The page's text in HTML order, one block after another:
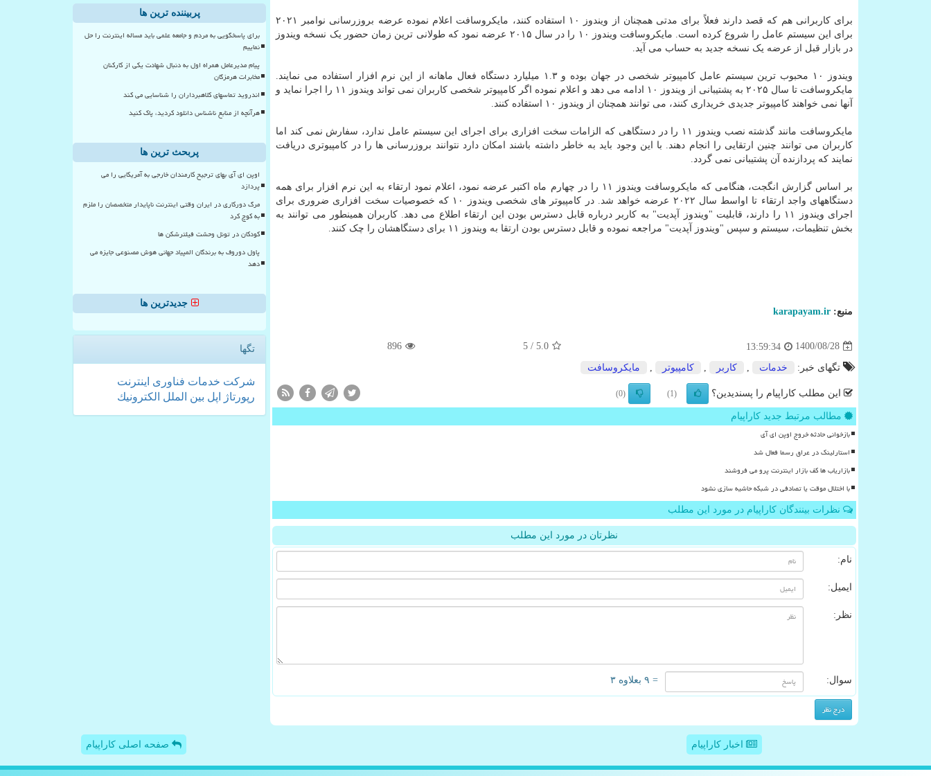
برای کاربرانی هم که قصد دارند فعلاً برای مدتی همچنان از ویندوز ۱۰ استفاده کنند، مایکروسافت اعلام نموده عرضه بروزرسانی نوامبر ۲۰۲۱
برای این سیستم عامل را شروع کرده است. مایکروسافت ویندوز ۱۰ را در سال ۲۰۱۵ عرضه نمود که طولانی ترین زمان حضور یک نسخه ویندوز
در بازار قبل از عرضه یک نسخه جدید به حساب می آید.
ویندوز ۱۰ محبوب ترین سیستم عامل کامپیوتر شخصی در جهان بوده و ۱.۳ میلیارد دستگاه فعال ماهانه از این نرم افزار استفاده می نمایند.
مایکروسافت تا سال ۲۰۲۵ به پشتیبانی از ویندوز ۱۰ ادامه می دهد و اعلام نموده اگر کامپیوتر شخصی کاربران نمی تواند ویندوز ۱۱ را اجرا نماید و
آنها نمی خواهند کامپیوتر جدیدی خریداری کنند، می توانند همچنان از ویندوز ۱۰ استفاده کنند.
مایکروسافت مانند گذشته نصب ویندوز ۱۱ را در دستگاهی که الزامات سخت افزاری برای اجرای این سیستم عامل ندارد، سفارش نمی کند اما
کاربران می توانند چنین ارتقایی را انجام دهند. با این وجود باید به خاطر داشته باشند امکان دارد نتوانند بروزرسانی ها را در کامپیوتری دریافت
نمایند که پردازنده آن پشتیبانی نمی گردد.
بر اساس گزارش انگجت، هنگامی که مایکروسافت ویندوز ۱۱ را در چهارم ماه اکتبر عرضه نمود، اعلام نمود ارتقاء به این نرم افزار برای همه
دستگاههای واجد ارتقاء تا اواسط سال ۲۰۲۲ عرضه خواهد شد. در کامپیوتر های شخصی ویندوز ۱۰ که خصوصیات سخت افزاری ضروری برای
اجرای ویندوز ۱۱ را دارند، قابلیت "ویندوز آپدیت" به کاربر درباره قابل دسترس بودن این ارتقاء اطلاع می دهد. کاربران همینطور می توانند به
بخش تنظیمات، سیستم و سپس "ویندوز آپدیت" مراجعه نموده و قابل دسترس بودن ارتقا به ویندوز ۱۱ برای دستگاهشان را چک کنند.
منبع: karapayam.ir
1400/08/28
13:59:34
5.0
/ 5
896
تگهای خبر: خدمات كاربر كامپیوتر مایكروسافت
این مطلب کاراپیام را پسندیدین؟ (1)
(0)
مطالب مرتبط جدید کاراپیام
بازخوانی حادثه خروج اوپن ای آی
استارلینک در عراق رسما فعال شد
بازاریاب ها کف بازار اینترنت پرو می فروشند
با اختلال موقت یا تصادفی در شبکه حاشیه سازی نشود
نظرات بینندگان کاراپیام در مورد این مطلب
نظرتان در مورد این مطلب
نام:
ایمیل:
نظر:
سوال: = ۹ بعلاوه ۳
پربیننده ترین ها
برای پاسخگویی به مردم و جامعه علمی باید مساله اینترنت را حل
نماییم
پیام مدیرعامل همراه اول به دنبال شهادت یکی از کارکنان
مخابرات هرمزگان
اندروید تماسهای کلاهبرداران را شناسایی می کند
هرآنچه از منابع ناشناس دانلود کردید، پاک کنید
پربحث ترین ها
اوپن ای آی بهای ترجیح کارمندان خارجی به آمریکایی را می
پردازد
مرگ دورکاری در ایران وقتی اینترنت ناپایدار متخصصان را ملزم
به کوچ کرد
کودکان در تونل وحشت فیلترشکن ها
پاول دوروف به برندگان المپیاد جهانی هوش مصنوعی جایزه می
دهد
جدیدترین ها
تگها
شركت خدمات فناوری اینترنت
رپورتاژ
اپل بین الملل الكترونیك
اخبار کاراپیام صفحه اصلی کاراپیام